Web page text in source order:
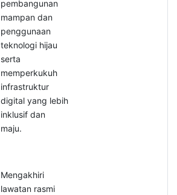
pembangunan
mampan dan
penggunaan
teknologi hijau
serta
memperkukuh
infrastruktur
digital yang lebih
inklusif dan
maju.
Mengakhiri
lawatan rasmi